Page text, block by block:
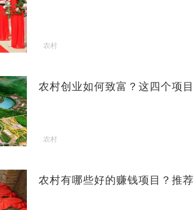
农村
农村创业如何致富？这四个项
农村
农村有哪些好的赚钱项目？推